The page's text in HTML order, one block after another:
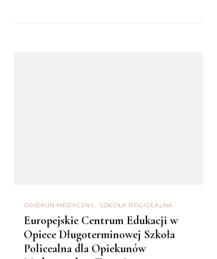
OPIEKUN MEDYCZNY SZKOŁA POLICEALNA
Europejskie Centrum Edukacji w
Opiece Długoterminowej Szkoła
Policealna dla Opiekunów